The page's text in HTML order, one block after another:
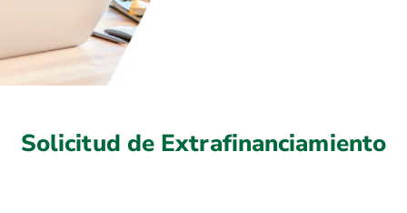
Solicitud de Extrafinanciamiento